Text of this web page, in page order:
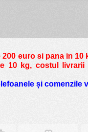
200 euro si pana in 10
10 kg, costul
și comenzile